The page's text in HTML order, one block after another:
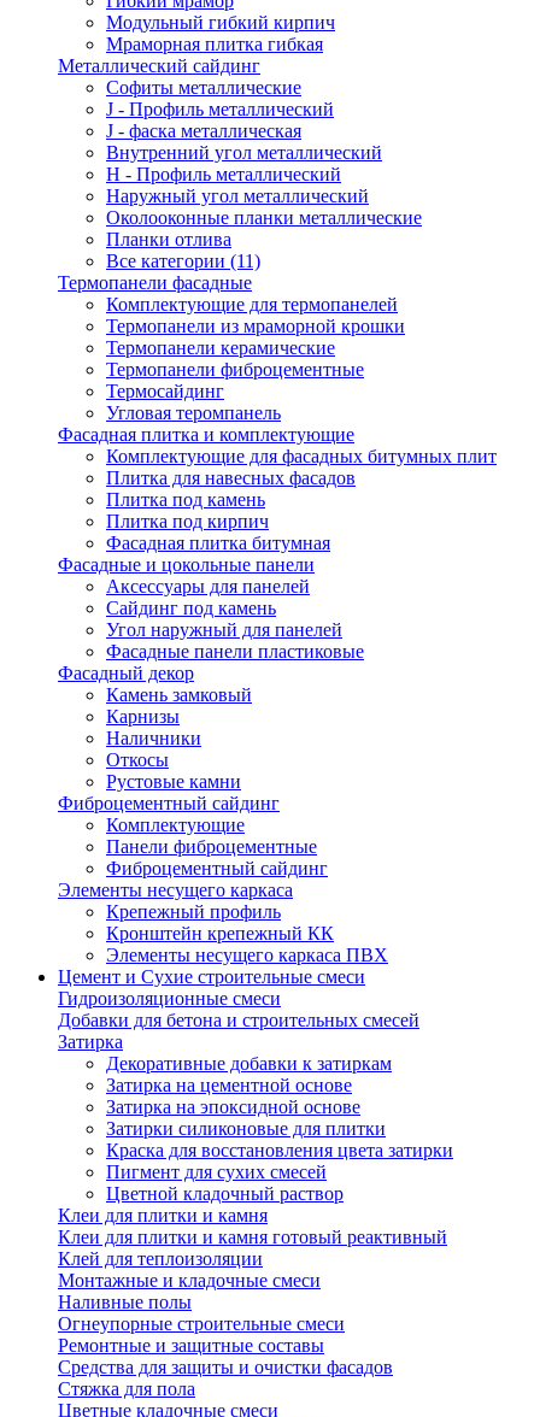
Модульный гибкий кирпич
Мраморная плитка гибкая
Металлический сайдинг
Cофиты металлические
J - Профиль металлический
J - фаска металлическая
Внутренний угол металлический
Н - Профиль металлический
Наружный угол металлический
Околооконные планки металлические
Планки отлива
Все категории (11)
Термопанели фасадные
Комплектующие для термопанелей
Термопанели из мраморной крошки
Термопанели керамические
Термопанели фиброцементные
Термосайдинг
Угловая теромпанель
Фасадная плитка и комплектующие
Комплектующие для фасадных битумных плит
Плитка для навесных фасадов
Плитка под камень
Плитка под кирпич
Фасадная плитка битумная
Фасадные и цокольные панели
Аксессуары для панелей
Сайдинг под камень
Угол наружный для панелей
Фасадные панели пластиковые
Фасадный декор
Камень замковый
Карнизы
Наличники
Откосы
Рустовые камни
Фиброцементный сайдинг
Комплектующие
Панели фиброцементные
Фиброцементный сайдинг
Элементы несущего каркаса
Крепежный профиль
Кронштейн крепежный КК
Элементы несущего каркаса ПВХ
Цемент и Сухие строительные смеси
Гидроизоляционные смеси
Добавки для бетона и строительных смесей
Затирка
Декоративные добавки к затиркам
Затирка на цементной основе
Затирка на эпоксидной основе
Затирки силиконовые для плитки
Краска для восстановления цвета затирки
Пигмент для сухих смесей
Цветной кладочный раствор
Клеи для плитки и камня
Клеи для плитки и камня готовый реактивный
Клей для теплоизоляции
Монтажные и кладочные смеси
Наливные полы
Огнеупорные строительные смеси
Ремонтные и защитные составы
Средства для защиты и очистки фасадов
Стяжка для пола
Цветные кладочные смеси